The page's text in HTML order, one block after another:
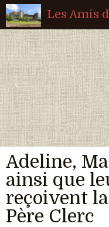
Les Amis
Page d'accueil
Livre d'or
Agenda
Quiz
Vidéos
Album
Contact
Sondages
‹
Adeline,
ainsi que
reçoivent
Père Clerc